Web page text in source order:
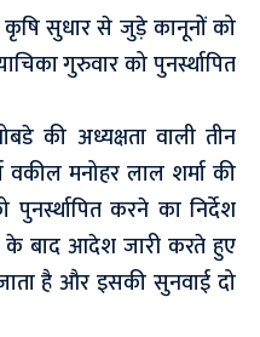
कृषि सुधार से जुड़े कानूनों को
गुरुवार को पुनर्स्थापित
की अध्यक्षता वाली तीन
मनोहर लाल शर्मा की
करने का निर्देश
के बाद आदेश जारी करते हुए
है और इसकी सुनवाई दो